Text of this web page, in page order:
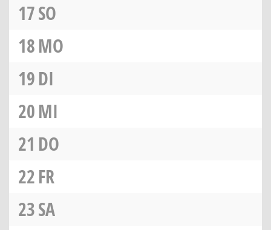
17SO
18MO
19DI
20MI
21 DO
22FR
23SA